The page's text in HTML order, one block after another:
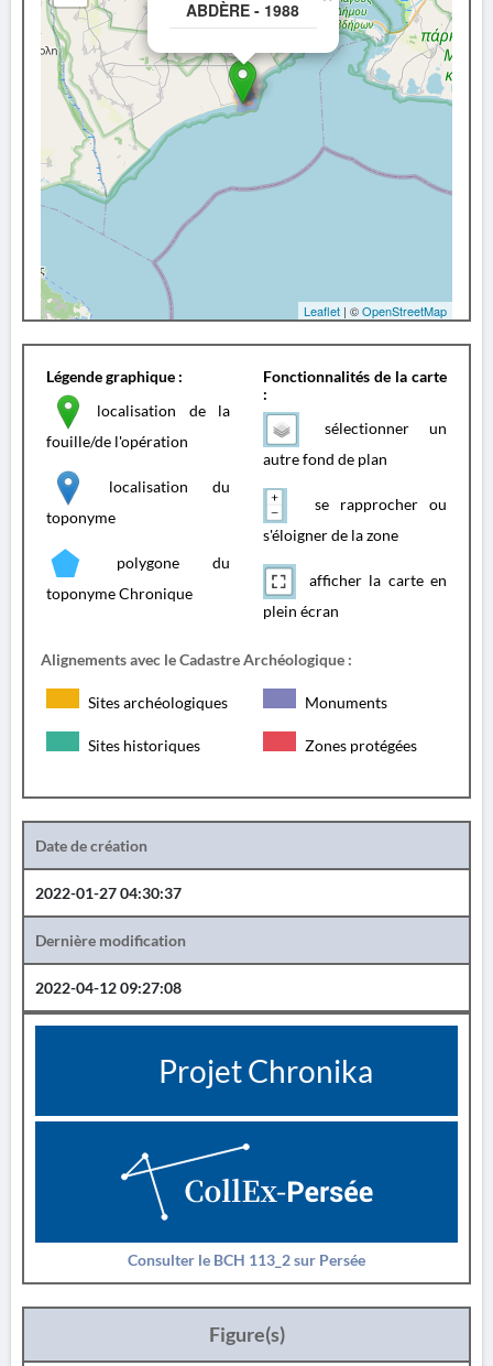
ABDÈRE - 1988
Leaflet | ©OpenStreetMap
Légende graphique :
localisation de la
fouille/de l'opération
localisation du
toponyme
polygone du
toponyme Chronique
Fonctionnalités de la carte
:
sélectionner un
autre fond de plan
se rapprocher ou
s'éloigner de la zone
afficher la carte en
plein écran
Alignements avec le Cadastre Archéologique :
Sites archéologiques Monuments
Sites historiques Zones protégées
Date de création
2022-01-27 04:30:37
Dernière modification
2022-04-12 09:27:08
Projet Chronika
Consulter le BCH 113_2 sur Persée
Figure(s)